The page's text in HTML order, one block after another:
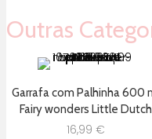
Outras
Garrafa com Palhinha 600
Fairy wonders Little Dutch
16,99 €